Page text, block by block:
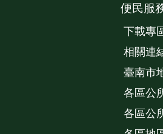
便民服
下載專
相關連
臺南市
各區公
各區公